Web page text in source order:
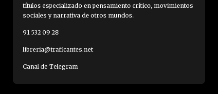
títulos especializado en pensamiento crítico, movimientos
sociales y narrativa de otros mundos.
91 532 09 28
libreria@traficantes.net
Canal de Telegram